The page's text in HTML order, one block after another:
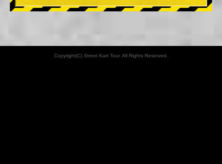
Copyright(C) Street Kart Tour. All Rights Reserved.